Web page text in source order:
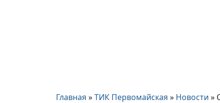
Главная »ТИК Первомайская » Новости »